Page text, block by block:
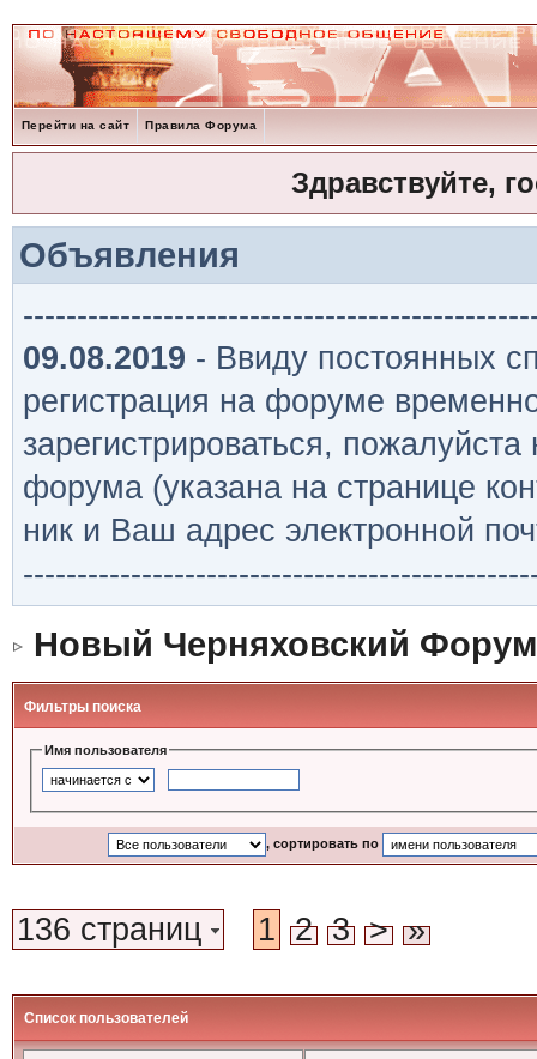
Перейти на сайт Правила Форума
Здравствуйте,
Объявления
09.08.2019 - Ввиду постоянных
регистрация на форуме
зарегистрироваться,
форума (указана на странице
ник и Ваш адрес электронной
Новый Черняховский Форум
Фильтры поиска
Имя пользователя
, сортировать по
136 страниц 1 2 3 > »
Список пользователей